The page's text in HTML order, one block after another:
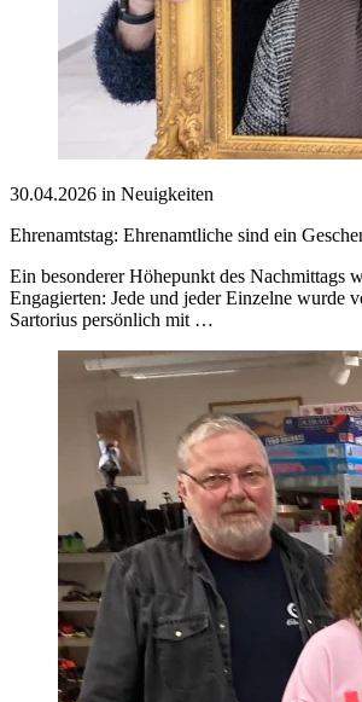
30.04.2026 in Neuigkeiten
Ehrenamtstag: Ehrenamtliche sind ein
Ein besonderer Höhepunkt des Nachmittags
Engagierten: Jede und jeder Einzelne wurde
Sartorius persönlich mit …